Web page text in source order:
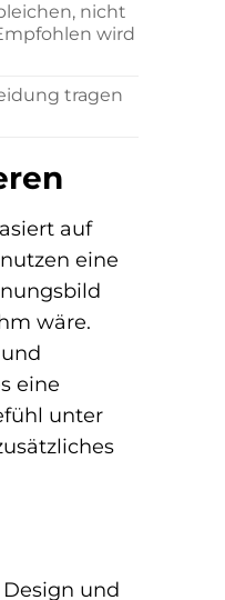
nicht
wird
tragen
auf
eine
wäre.
eine
unter
und